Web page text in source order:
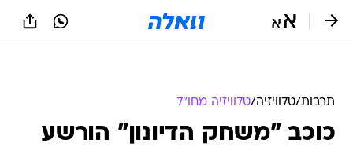
תרבות/טלוויזיה/טלוויזיה מחו"ל
כוכב "משחק הדיונון" הורשע